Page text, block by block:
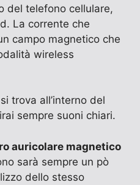
del telefono cellulare,
La corrente che
campo magnetico che
wireless
trova all’interno del
sempre suoni chiari.
auricolare magnetico
sarà sempre un pò
dello stesso